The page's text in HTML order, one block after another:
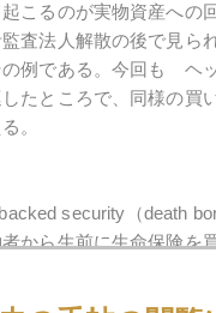
こるのが実物資産への
査法人解散の後で見ら
の例である。今回も ヘ
たところで、同様の買
。
security（death
から生前に生命保険を